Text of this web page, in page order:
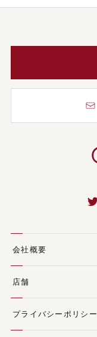
会社概要
店舗
プライバシーポリシー